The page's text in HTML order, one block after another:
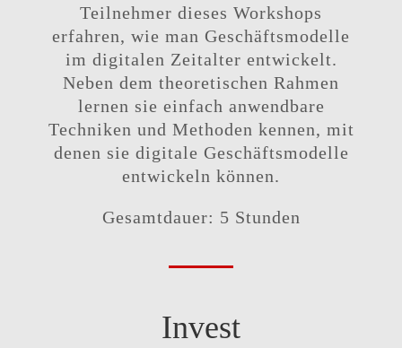
Teilnehmer dieses Workshops
erfahren, wie man Geschäftsmodelle
im digitalen Zeitalter entwickelt.
Neben dem theoretischen Rahmen
lernen sie einfach anwendbare
Techniken und Methoden kennen, mit
denen sie digitale Geschäftsmodelle
entwickeln können.
Gesamtdauer: 5 Stunden
Invest